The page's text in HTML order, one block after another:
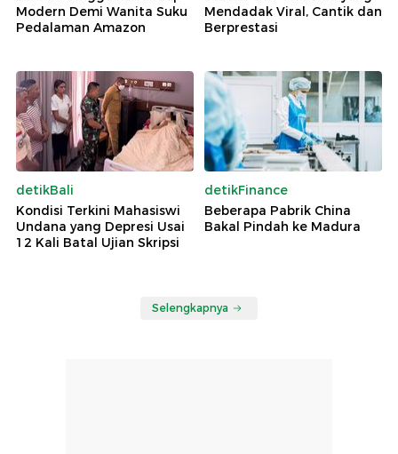
Modern Demi Wanita Suku
Pedalaman Amazon
Mendadak Viral, Cantik dan
Berprestasi
detikBali
Kondisi Terkini Mahasiswi
Undana yang Depresi Usai
12 Kali Batal Ujian Skripsi
detikFinance
Beberapa Pabrik China
Bakal Pindah ke Madura
Selengkapnya